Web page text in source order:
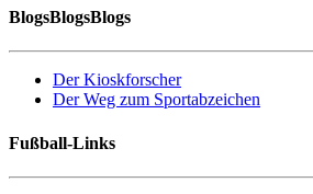
BlogsBlogsBlogs
Der Kioskforscher
Der Weg zum Sportabzeichen
Fußball-Links